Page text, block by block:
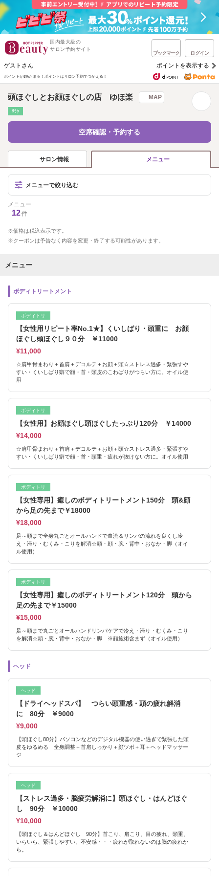
国内最大級の
サロン予約サイト
ブックマーク ログイン
ゲストさん ポイントを表示する
ポイントが1%たまる！ ポイントはサロン予約でつかえる！
頭ほぐしとお顔ほぐしの店 ゆほ楽 MAP
ﾘﾗｸ
空席確認・予約する
サロン情報 メニュー
メニューで絞り込む
メニュー
12件
価格は税込表示です。
クーポンは予告なく内容を変更・終了する可能性があります。
メニュー
ボディトリートメント
ボディトリ
【女性用リピート率No.1★】くいしばり・頭重に お顔
ほぐし頭ほぐし９０分 ￥11000
¥11,000
☆肩甲骨まわり＋首肩＋デコルテ＋お顔＋頭☆ストレス過多・緊張すや
すい・くいしばり癖で顔・首・頭皮のこわばりがつらい方に。オイル使
用
ボディトリ
【女性用】お顔ほぐし頭ほぐしたっぷり120分 ￥14000
¥14,000
☆肩甲骨まわり＋首肩＋デコルテ＋お顔＋頭☆ストレス過多・緊張すや
すい・くいしばり癖で顔・首・頭重・疲れが抜けない方に。オイル使用
ボディトリ
【女性専用】癒しのボディトリートメント150分 頭&顔
から足の先まで￥18000
¥18,000
足～頭まで全身丸ごとオールハンドで血流＆リンパの流れを良くし冷
え・滞り・むくみ・こりを解消☆頭・顔・腕・背中・おなか・脚（オイ
ル使用）
ボディトリ
【女性専用】癒しのボディトリートメント120分 頭から
足の先まで￥15000
¥15,000
足～頭まで丸ごとオールハンドリンパケアで冷え・滞り・むくみ・こり
を解消☆頭・腕・背中・おなか・脚 ※顔施術含まず（オイル使用）
ヘッド
ヘッド
【ドライヘッドスパ】 つらい頭重感・頭の疲れ解消
に 80分 ￥9000
¥9,000
【頭ほぐし80分】パソコンなどのデジタル機器の使い過ぎで緊張した頭
皮をゆるめる 全身調整＋首肩しっかり＋顔ツボ＋耳＋ヘッドマッサー
ジ
ヘッド
【ストレス過多・脳疲労解消に】頭ほぐし・はんどほぐ
し 90分 ￥10000
¥10,000
【頭ほぐし＆はんどほぐし 90分】首こり、肩こり、目の疲れ、頭重、
いらいら、緊張しやすい、不安感・・・疲れが取れないのは脳の疲れか
ら。